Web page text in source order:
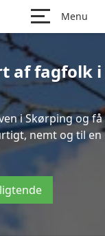
Menu
af fagfolk i
i Skørping og få
nemt og til en